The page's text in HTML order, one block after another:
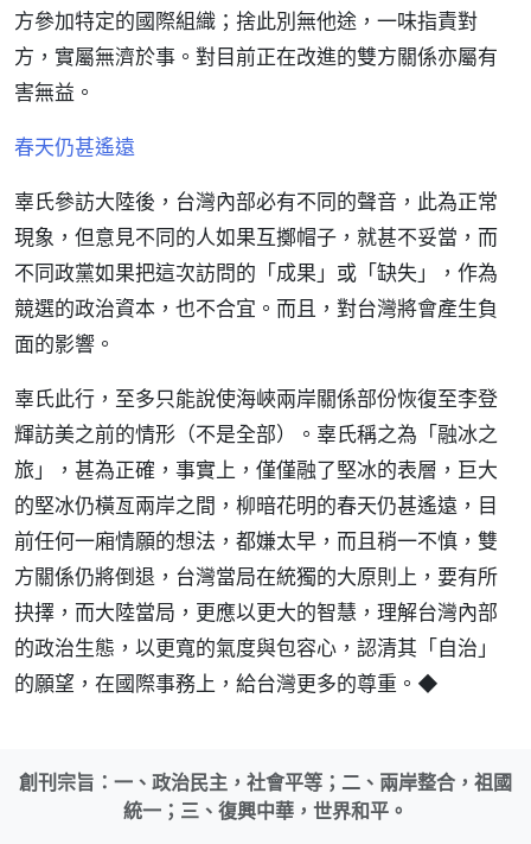
方參加特定的國際組織；捨此別無他途，一味指責對
方，實屬無濟於事。對目前正在改進的雙方關係亦屬有
害無益。
春天仍甚遙遠
辜氏參訪大陸後，台灣內部必有不同的聲音，此為正常
現象，但意見不同的人如果互擲帽子，就甚不妥當，而
不同政黨如果把這次訪問的「成果」或「缺失」，作為
競選的政治資本，也不合宜。而且，對台灣將會產生負
面的影響。
辜氏此行，至多只能說使海峽兩岸關係部份恢復至李登
輝訪美之前的情形（不是全部）。辜氏稱之為「融冰之
旅」，甚為正確，事實上，僅僅融了堅冰的表層，巨大
的堅冰仍橫亙兩岸之間，柳暗花明的春天仍甚遙遠，目
前任何一廂情願的想法，都嫌太早，而且稍一不慎，雙
方關係仍將倒退，台灣當局在統獨的大原則上，要有所
抉擇，而大陸當局，更應以更大的智慧，理解台灣內部
的政治生態，以更寬的氣度與包容心，認清其「自治」
的願望，在國際事務上，給台灣更多的尊重。◆
創刊宗旨：一、政治民主，社會平等；二、兩岸整合，祖國
統一；三、復興中華，世界和平。